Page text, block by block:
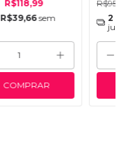
R$118,99
R$39,66 sem
COMPRAR
2